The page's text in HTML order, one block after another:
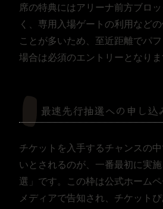
席の特典にはアリーナ前方ブロ
く、専用入場ゲートの利用など
ことが多いため、至近距離でパ
場合は必須のエントリーとなりま
最速先行抽選への申し込
チケットを入手するチャンスの
いとされるのが、一番最初に実
選」です。この枠は公式ホーム
メディアで告知され、チケット